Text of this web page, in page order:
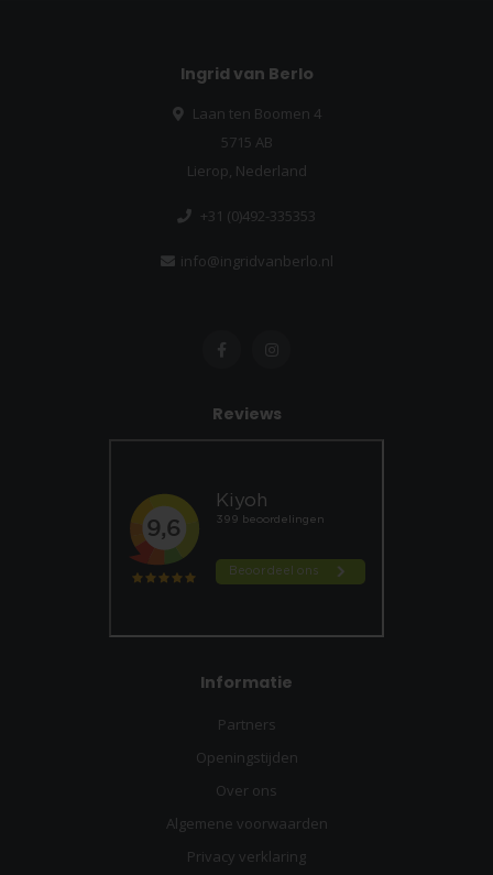
Ingrid van Berlo
Laan ten Boomen 4
5715 AB
Lierop, Nederland
+31 (0)492-335353
info@ingridvanberlo.nl
Reviews
Informatie
Partners
Openingstijden
Over ons
Algemene voorwaarden
Privacy verklaring